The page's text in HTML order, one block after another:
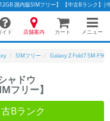
国内版SIMフリー】 【中古Bランク】|
イド 店舗案内 カート メニュー
SIMフリー Galaxy Z Fold7 SM-
ャドウ
フリー】
Bランク
替える